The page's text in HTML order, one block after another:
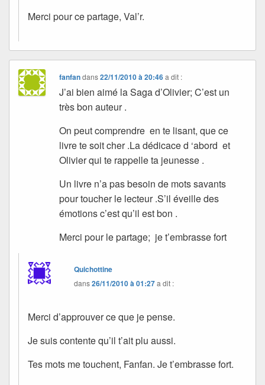
Merci pour ce partage, Val’r.
fanfandans22/11/2010 à 20:46 a dit :
J’ai bien aimé la Saga d’Olivier; C’est un
très bon auteur .
On peut comprendre en te lisant, que ce
livre te soit cher .La dédicace d ‘abord et
Olivier qui te rappelle ta jeunesse .
Un livre n’a pas besoin de mots savants
pour toucher le lecteur .S’il éveille des
émotions c’est qu’il est bon .
Merci pour le partage; je t’embrasse fort
Quichottine
dans26/11/2010 à 01:27a dit :
Merci d’approuver ce que je pense.
Je suis contente qu’il t’ait plu aussi.
Tes mots me touchent, Fanfan. Je t’embrasse fort.